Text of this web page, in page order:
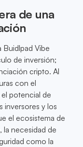
de una
Buidlpad Vibe
de inversión;
cripto. Al
con el
potencial de
inversores y los
el ecosistema de
necesidad de
como la